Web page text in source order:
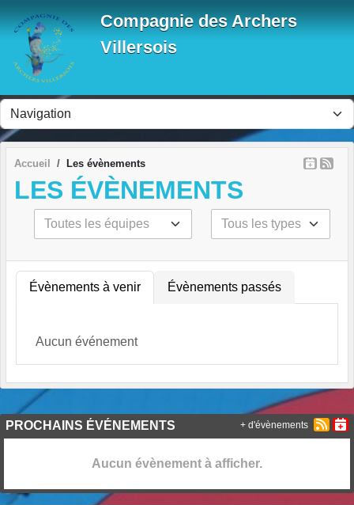
Compagnie des Archers
Villersois
Accueil Les évènements
LES ÉVÈNEMENTS
Évènements à venir Évènements passés
Aucun événement
PROCHAINS ÉVÉNEMENTS
Aucun évènement à afficher.
+ d'évènements